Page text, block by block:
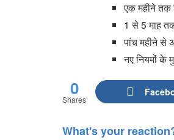
एक महीने तक
1 से 5 माह
पांच महीने से
नए नियमों के
0
Shares
What's your